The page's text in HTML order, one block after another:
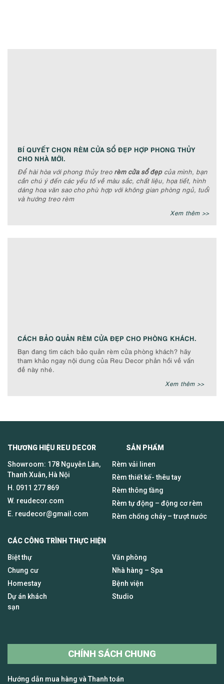
BÍ QUYẾT CHỌN RÈM CỬA SỔ ĐẸP HỢP PHONG THỦY
CHO NHÀ MỚI.
Để hài hòa với phong thủy treo rèm cửa sổ đẹpcủa mình, bạn
cần chú ý đến các yếu tố về màu sắc, chất liệu, họa tiết, hình
dáng hoa văn sao cho phù hợp với không gian phòng ngủ, tuổi
và hướng treo rèm
Xem thêm >>
CÁCH BẢO QUẢN RÈM CỬA ĐẸP CHO PHÒNG KHÁCH.
Bạn đang tìm cách bảo quản rèm cửa phòng khách? hãy
tham khảo ngay nội dung của Reu Decor phản hồi về vấn
đề này nhé.
Xem thêm >>
THƯƠNG HIỆU REU DECOR SẢN PHẨM
Showroom: 178 Nguyễn Lân,
Thanh Xuân, Hà Nội
H. 0911 277 869
W. reudecor.com
E. reudecor@gmail.com
Rèm vải linen
Rèm thiết kế- thêu tay
Rèm thông tầng
Rèm tự động – động cơ rèm
Rèm chống cháy – trượt nước
CÁC CÔNG TRÌNH THỰC HIỆN
Biệt thự
Chung cư
Homestay
Dự án khách
sạn
Văn phòng
Nhà hàng – Spa
Bệnh viện
Studio
CHÍNH SÁCH CHUNG
Hướng dẫn mua hàng và Thanh toán